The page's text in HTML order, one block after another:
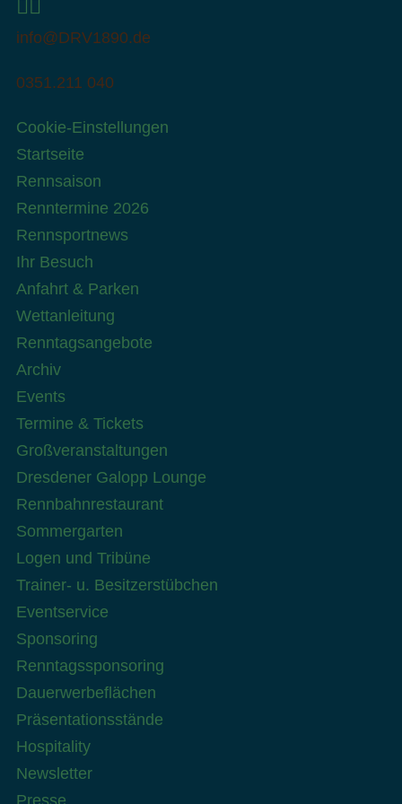
info@DRV1890.de
0351.211 040
Cookie-Einstellungen
Startseite
Rennsaison
Renntermine 2026
Rennsportnews
Ihr Besuch
Anfahrt & Parken
Wettanleitung
Renntagsangebote
Archiv
Events
Termine & Tickets
Großveranstaltungen
Dresdener Galopp Lounge
Rennbahnrestaurant
Sommergarten
Logen und Tribüne
Trainer- u. Besitzerstübchen
Eventservice
Sponsoring
Renntagssponsoring
Dauerwerbeflächen
Präsentationsstände
Hospitality
Newsletter
Presse